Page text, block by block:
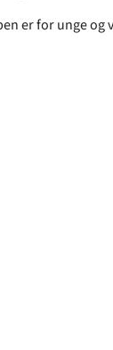
er for unge og